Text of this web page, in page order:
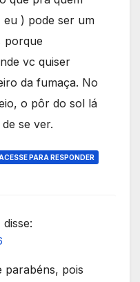
) pode ser um
porque
vc quiser
da fumaça. No
o pôr do sol lá
se ver.
ACESSE PARA RESPONDER
disse:
parabéns, pois